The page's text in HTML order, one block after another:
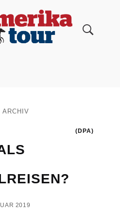
ARCHIV
(DPA)
2019